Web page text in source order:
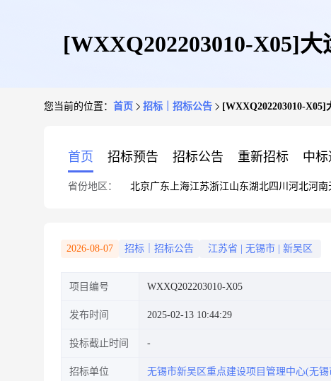
[WXXQ202203010-X05]
您当前的位置： 首页 招标｜招标公告 [WXXQ202203010-
首页 招标预告 招标公告 重新招标 中标
省份地区： 北京广东 上海江苏浙江山东湖北四川 河北河南
2026-08-07 招标｜招标公告 江苏省 无锡市 新吴区
项目编号 WXXQ202203010-X05
发布时间 2025-02-13 10:44:29
投标截止时间
招标单位 无锡市新吴区重点建设项目管理中心(无